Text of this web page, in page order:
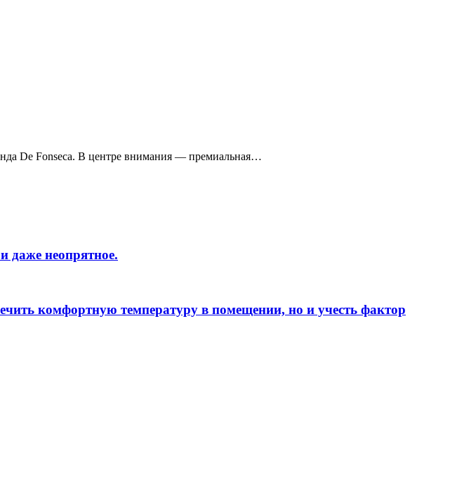
De Fonseca. В центре внимания — премиальная…
даже неопрятное.
комфортную температуру в помещении, но и учесть фактор